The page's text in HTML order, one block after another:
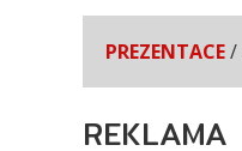
PREZENTACE/
REKLAMA